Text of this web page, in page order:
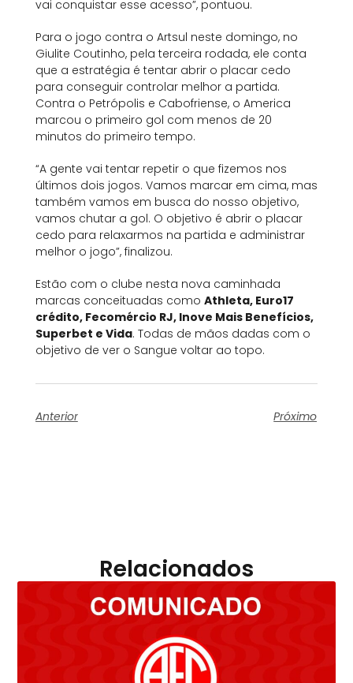
vai conquistar esse acesso”, pontuou.
Para o jogo contra o Artsul neste domingo, no
Giulite Coutinho, pela terceira rodada, ele conta
que a estratégia é tentar abrir o placar cedo
para conseguir controlar melhor a partida.
Contra o Petrópolis e Cabofriense, o America
marcou o primeiro gol com menos de 20
minutos do primeiro tempo.
“A gente vai tentar repetir o que fizemos nos
últimos dois jogos. Vamos marcar em cima, mas
também vamos em busca do nosso objetivo,
vamos chutar a gol. O objetivo é abrir o placar
cedo para relaxarmos na partida e administrar
melhor o jogo”, finalizou.
Estão com o clube nesta nova caminhada
marcas conceituadas como Athleta, Euro17
crédito, Fecomércio RJ, Inove Mais Benefícios,
Superbet e Vida. Todas de mãos dadas com o
objetivo de ver o Sangue voltar ao topo.
Anterior Próximo
Relacionados